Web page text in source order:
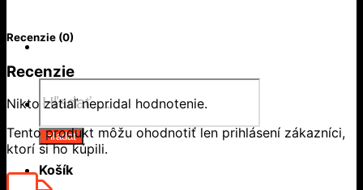
search
Hľadať
Košík
Recenzie (0)
Recenzie
Nikto zatiaľ nepridal hodnotenie.
Tento produkt môžu ohodnotiť len prihlásení zákazníci,
ktorí si ho kúpili.